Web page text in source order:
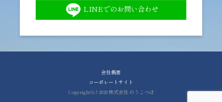
LINEでのお問い合わせ
会社概要
コーポレートサイト
Copyright(c) 2020 株式会社 のうこつぼ